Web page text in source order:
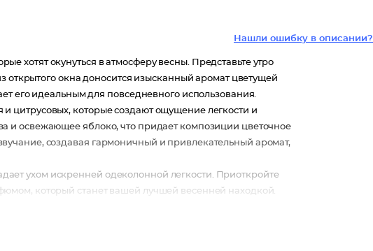
Нашли ошибку в описании?
хотят окунуться в атмосферу весны. Представьте утро
открытого окна доносится изысканный аромат цветущей
его идеальным для повседневного использования.
цитрусовых, которые создают ощущение легкости и
и освежающее яблоко, что придает композиции цветочное
создавая гармоничный и привлекательный аромат,
ухом искренней одеколонной легкости. Приоткройте
который станет вашей лучшей весенней находкой.